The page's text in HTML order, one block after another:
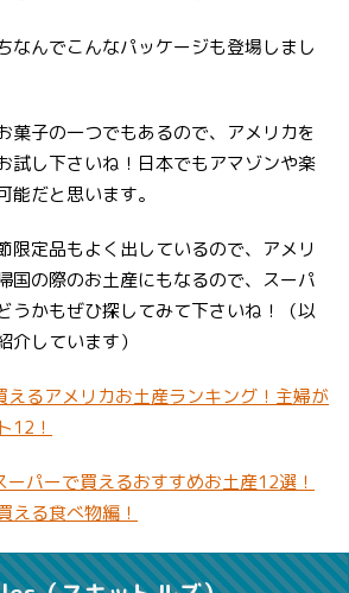
んでこんなパッケージも登場しまし
菓子の一つでもあるので、アメリカを
試し下さいね！日本でもアマゾンや楽
能だと思います。
限定品もよく出しているので、アメリ
国の際のお土産にもなるので、スーパ
うかもぜひ探してみて下さいね！（以
介しています）
えるアメリカお土産ランキング！主婦が
12！
ーパーで買えるおすすめお土産12選！
える食べ物編！